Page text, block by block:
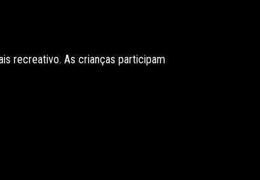
recreativo. As crianças participam